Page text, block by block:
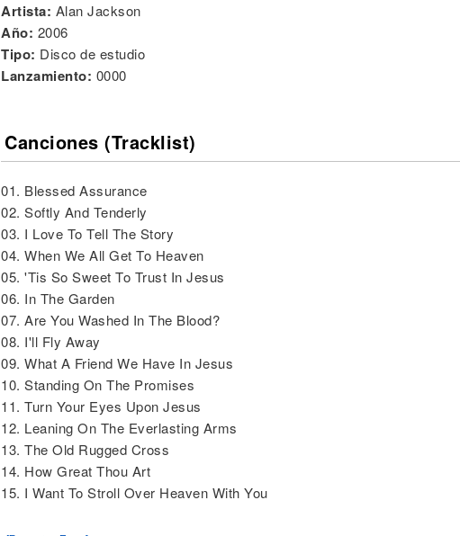
Artista: Alan Jackson
Año: 2006
Tipo: Disco de estudio
Lanzamiento: 0000
Canciones (Tracklist)
01. Blessed Assurance
02. Softly And Tenderly
03. I Love To Tell The Story
04. When We All Get To Heaven
05. 'Tis So Sweet To Trust In Jesus
06. In The Garden
07. Are You Washed In The Blood?
08. I'll Fly Away
09. What A Friend We Have In Jesus
10. Standing On The Promises
11. Turn Your Eyes Upon Jesus
12. Leaning On The Everlasting Arms
13. The Old Rugged Cross
14. How Great Thou Art
15. I Want To Stroll Over Heaven With You